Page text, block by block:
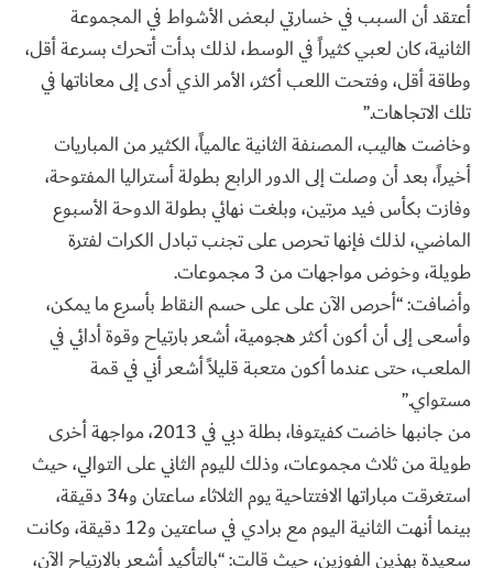
أعتقد أن السبب في خسارتي لبعض الأشواط في المجموعة
الثانية، كان لعبي كثيراً في الوسط، لذلك بدأت أتحرك بسرعة أقل،
وطاقة أقل، وفتحت اللعب أكثر، الأمر الذي أدى إلى معاناتها في
تلك الاتجاهات.”
وخاضت هاليب، المصنفة الثانية عالمياً، الكثير من المباريات
أخيراً، بعد أن وصلت إلى الدور الرابع بطولة أستراليا المفتوحة،
وفازت بكأس فيد مرتين، وبلغت نهائي بطولة الدوحة الأسبوع
الماضي، لذلك فإنها تحرص على تجنب تبادل الكرات لفترة
طويلة، وخوض مواجهات من 3 مجموعات.
وأضافت: “أحرص الآن على على حسم النقاط بأسرع ما يمكن،
وأسعى إلى أن أكون أكثر هجومية، أشعر بارتياح وقوة أدائي في
الملعب، حتى عندما أكون متعبة قليلاً أشعر أني في قمة
مستواي.”
من جانبها خاضت كفيتوفا، بطلة دبي في 2013، مواجهة أخرى
طويلة من ثلاث مجموعات، وذلك لليوم الثاني على التوالي، حيث
استغرقت مباراتها الافتتاحية يوم الثلاثاء ساعتان و34 دقيقة،
بينما أنهت الثانية اليوم مع برادي في ساعتين و12 دقيقة، وكانت
سعيدة بهذين الفوزين، حيث قالت: “بالتأكيد أشعر بالارتياح الآن،